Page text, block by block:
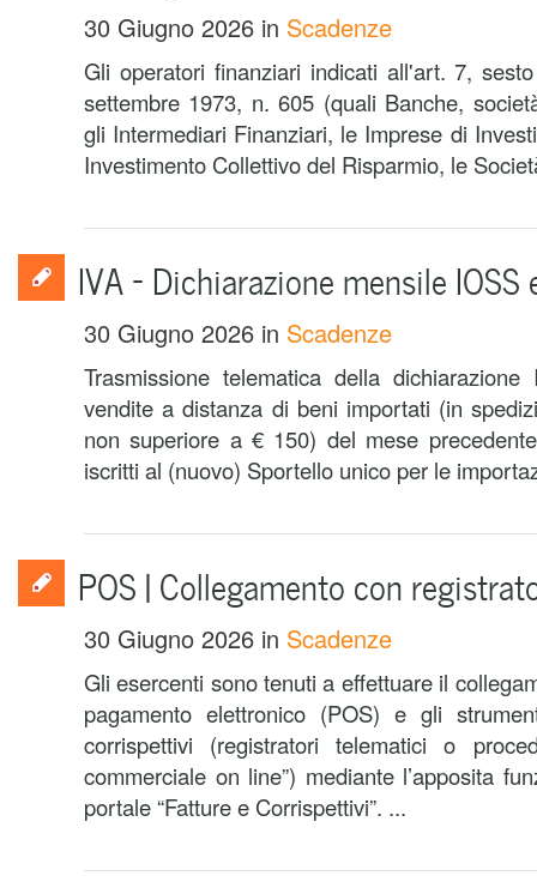
30 Giugno 2026 in Scadenze
Gli operatori finanziari indicati all'art. 7,
settembre 1973, n. 605 (quali Banche,
gli Intermediari Finanziari, le Imprese di
Investimento Collettivo del Risparmio, le
IVA – Dichiarazione mensile
30 Giugno 2026 in Scadenze
Trasmissione telematica della
vendite a distanza di beni importati (in
non superiore a € 150) del mese
iscritti al (nuovo) Sportello unico per le
POS | Collegamento con
30 Giugno 2026 in Scadenze
Gli esercenti sono tenuti a effettuare il
pagamento elettronico (POS) e gli
corrispettivi (registratori telematici o
commerciale on line”) mediante l’apposita
portale “Fatture e Corrispettivi”. ...